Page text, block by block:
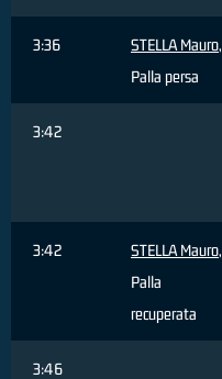
3:36 STELLA Mauro,
Palla persa
3:42
3:42 STELLA Mauro,
Palla
recuperata
3:46